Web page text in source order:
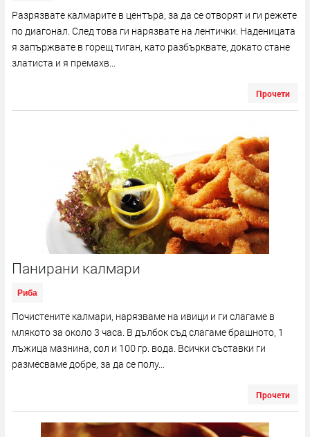
Разрязвате калмарите в центъра, за да се отворят и ги режете
по диагонал. След това ги нарязвате на лентички. Наденицата
я запържвате в горещ тиган, като разбърквате, докато стане
златиста и я премахв...
Прочети
Панирани калмари
Риба
Почистените калмари, нарязваме на ивици и ги слагаме в
млякото за около 3 часа. В дълбок съд слагаме брашното, 1
лъжица мазнина, сол и 100 гр. вода. Всички съставки ги
размесваме добре, за да се полу...
Прочети